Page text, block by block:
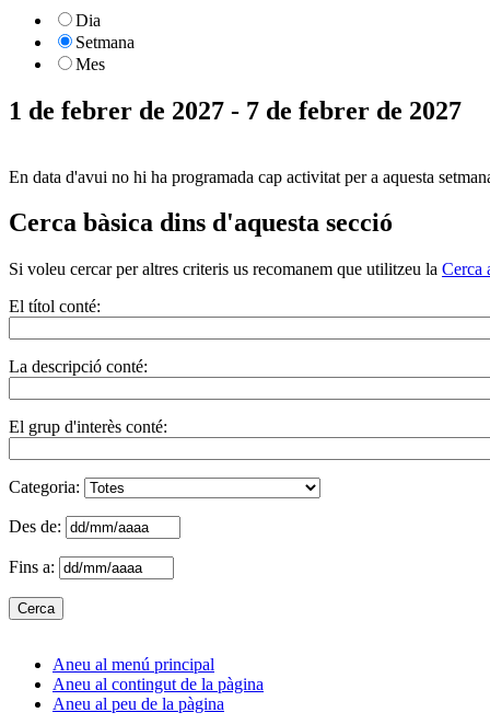
Dia
Setmana
Mes
1 de febrer de 2027 - 7 de febrer de 2027
En data d'avui no hi ha programada cap activitat per a aquesta
Cerca bàsica dins d'aquesta secció
Si voleu cercar per altres criteris us recomanem que utilitzeu la Cerca
El títol conté:
La descripció conté:
El grup d'interès conté:
Categoria:
Des de:
Fins a:
Aneu al menú principal
Aneu al contingut de la pàgina
Aneu al peu de la pàgina